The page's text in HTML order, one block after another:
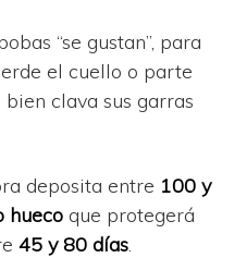
“se gustan”, para
el cuello o parte
clava sus garras
deposita entre 100 y
hueco que protegerá
45 y 80 días.